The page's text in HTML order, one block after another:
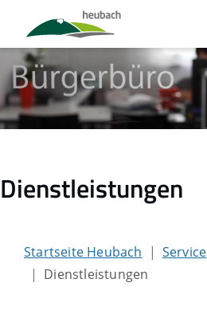
Dienstleistungen
Startseite Heubach Service
Dienstleistungen